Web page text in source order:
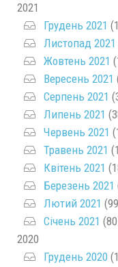
2021
Грудень 2021
Листопад 2021
Жовтень 2021
Вересень 2021
Серпень 2021
Липень 2021
Червень 2021
Травень 2021
Квітень 2021
Березень 2021
Лютий 2021
Січень 2021
2020
Грудень 2020